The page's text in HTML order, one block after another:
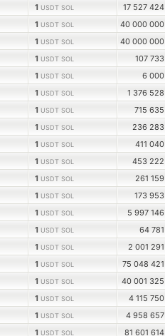
1 USDT SOL 17 527 424
1 USDT SOL 40 000 000
1 USDT SOL 40 000 000
1 USDT SOL 107 733
1 USDT SOL 6 000
1 USDT SOL 1 376 528
1 USDT SOL 715 635
1 USDT SOL 236 283
1 USDT SOL 411 040
1 USDT SOL 453 222
1 USDT SOL 261 159
1 USDT SOL 173 953
1 USDT SOL 5 997 146
1 USDT SOL 64 781
1 USDT SOL 2 001 291
1 USDT SOL 75 048 421
1 USDT SOL 40 001 325
1 USDT SOL 4 115 750
1 USDT SOL 4 958 657
1 USDT SOL 81 601 614